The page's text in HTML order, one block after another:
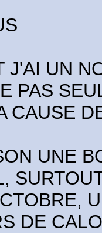
J'AI UN
PAS
CAUSE
UNE
DE